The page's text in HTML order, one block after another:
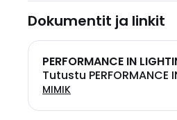
Dokumentit ja linkit
PERFORMANCE IN
Tutustu
MIMIK